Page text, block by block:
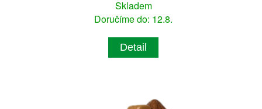
Skladem
Doručíme do: 12.8.
Detail